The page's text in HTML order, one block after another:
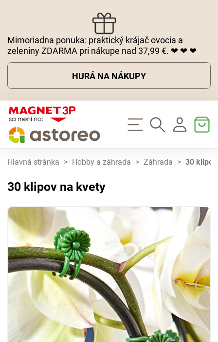
Mimoriadna ponuka: praktický krájač ovocia a
zeleniny ZDARMA pri nákupe nad 37,99 €. ❤ ❤ ❤
HURÁ NA NÁKUPY
Hlavná stránka > Hobby a záhrada > Záhrada > 30
30 klipov na kvety